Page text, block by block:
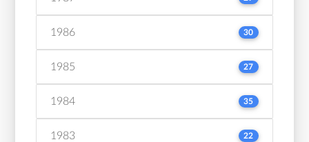
1986 30
1985 27
1984 35
1983 22